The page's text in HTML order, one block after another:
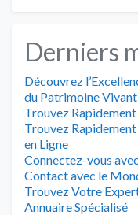
Derniers
Découvrez
du Patrimoine Vivant
Trouvez
Trouvez
en Ligne
Connectez-vous
Contact avec le
Trouvez Votre
Annuaire Spécialisé